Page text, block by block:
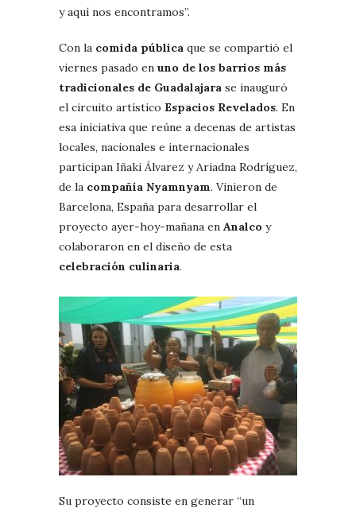
y aquí nos encontramos”.
Con la comida pública que se compartió el
viernes pasado en uno de los barrios más
tradicionales de Guadalajara se inauguró
el circuito artístico Espacios Revelados. En
esa iniciativa que reúne a decenas de artistas
locales, nacionales e internacionales
participan Iñaki Álvarez y Ariadna Rodríguez,
de la compañía Nyamnyam. Vinieron de
Barcelona, España para desarrollar el
proyecto ayer-hoy-mañana en Analco y
colaboraron en el diseño de esta
celebración culinaria.
Su proyecto consiste en generar “un